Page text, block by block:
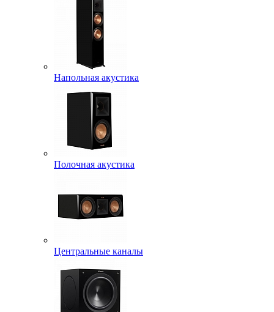
Напольная акустика
Полочная акустика
Центральные каналы